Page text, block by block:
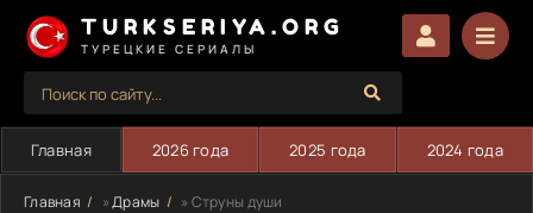
TURKSERIYA.ORG
ТУРЕЦКИЕ СЕРИАЛЫ
Главная 2026 года 2025 года 2024 года
Главная »Драмы » Струны души